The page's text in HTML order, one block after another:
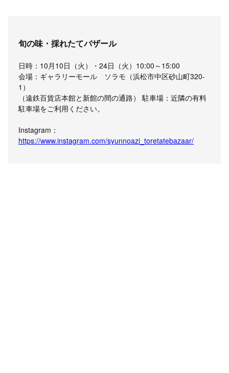
旬の味・採れたてバザール
日時：10月10日（火）・24日（火）10:00～15:00
会場：ギャラリーモール ソラモ（浜松市中区砂山町320-
1）
（遠鉄百貨店本館と新館の間の通路） 駐車場：近隣の有料
駐車場をご利用ください。
Instagram：
https://www.instagram.com/syunnoazi_toretatebazaar/